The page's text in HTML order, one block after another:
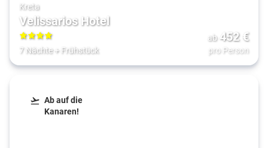
Kreta
Velissarios Hotel
4
7 Nächte+ Frühstück
ab 452€
pro Person
Ab auf die
Kanaren!